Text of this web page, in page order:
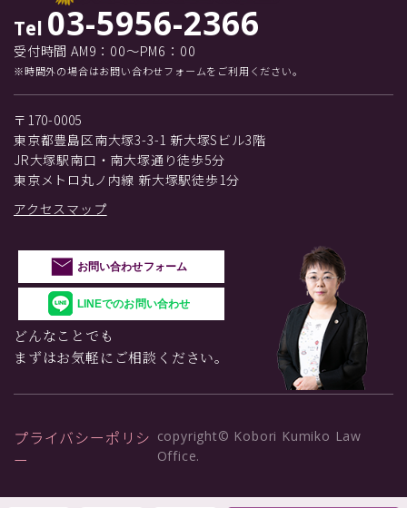
Tel 03-5956-2366
受付時間 AM9：00～PM6：00
※時間外の場合はお問い合わせフォームをご利用ください。
〒170-0005
東京都豊島区南大塚3-3-1 新大塚Sビル3階
JR大塚駅南口・南大塚通り徒歩5分
東京メトロ丸ノ内線 新大塚駅徒歩1分
アクセスマップ
お問い合わせフォーム
LINEでのお問い合わせ
どんなことでも
まずはお気軽にご相談ください。
プライバシーポリシ
ー
copyright© Kobori Kumiko Law
Office.